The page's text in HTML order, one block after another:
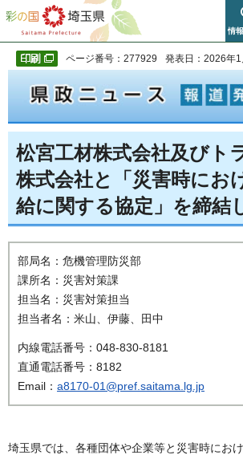
彩の国 埼玉県
情
ページ番号：277929 発表日：2026年
松宮工材株式会社及びト
株式会社と「災害時にお
給に関する協定」を締結
部局名：危機管理防災部
課所名：災害対策課
担当名：災害対策担当
担当者名：米山、伊藤、田中
内線電話番号：048-830-8181
直通電話番号：8182
Email： a8170-01@pref.saitama.lg.jp
埼玉県では、各種団体や企業等と災害時にお